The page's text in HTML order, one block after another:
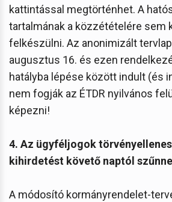
kattintással megtörténhet. A
tartalmának a közzétételére sem
felkészülni. Az anonimizált
augusztus 16. és ezen
hatályba lépése között indult (és
nem fogják az ÉTDR nyilvános
képezni!
4. Az ügyféljogok
kihirdetést követő naptól
A módosító kormányrendelet-